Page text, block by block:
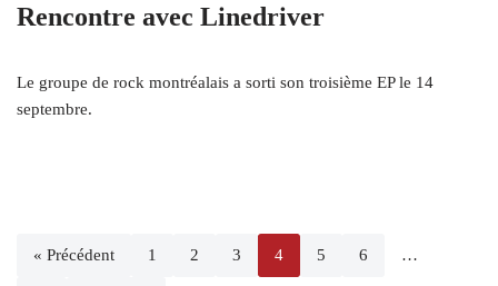
Rencontre avec Linedriver
Le groupe de rock montréalais a sorti son troisième EP le 14
septembre.
« Précédent 1 2 3 4 5 6 …